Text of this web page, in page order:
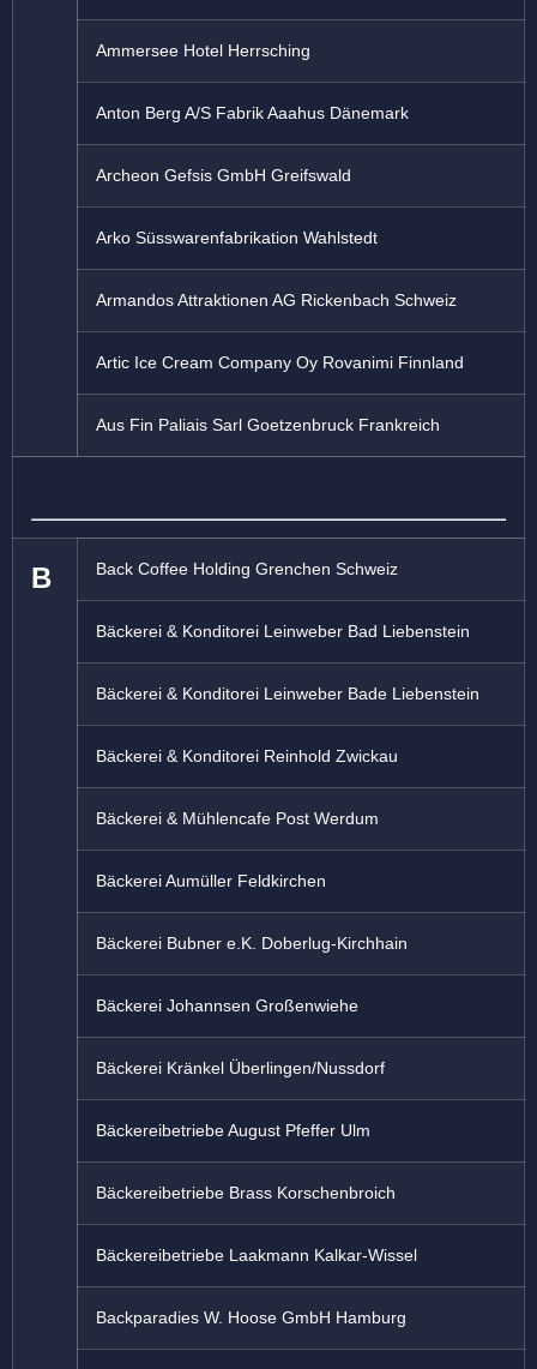
Ammersee Hotel Herrsching
Anton Berg A/S Fabrik Aaahus Dänemark
Archeon Gefsis GmbH Greifswald
Arko Süsswarenfabrikation Wahlstedt
Armandos Attraktionen AG Rickenbach Schweiz
Artic Ice Cream Company Oy Rovanimi Finnland
Aus Fin Paliais Sarl Goetzenbruck Frankreich
B Back Coffee Holding Grenchen Schweiz
Bäckerei & Konditorei Leinweber Bad Liebenstein
Bäckerei & Konditorei Leinweber Bade Liebenstein
Bäckerei & Konditorei Reinhold Zwickau
Bäckerei & Mühlencafe Post Werdum
Bäckerei Aumüller Feldkirchen
Bäckerei Bubner e.K. Doberlug-Kirchhain
Bäckerei Johannsen Großenwiehe
Bäckerei Kränkel Überlingen/Nussdorf
Bäckereibetriebe August Pfeffer Ulm
Bäckereibetriebe Brass Korschenbroich
Bäckereibetriebe Laakmann Kalkar-Wissel
Backparadies W. Hoose GmbH Hamburg